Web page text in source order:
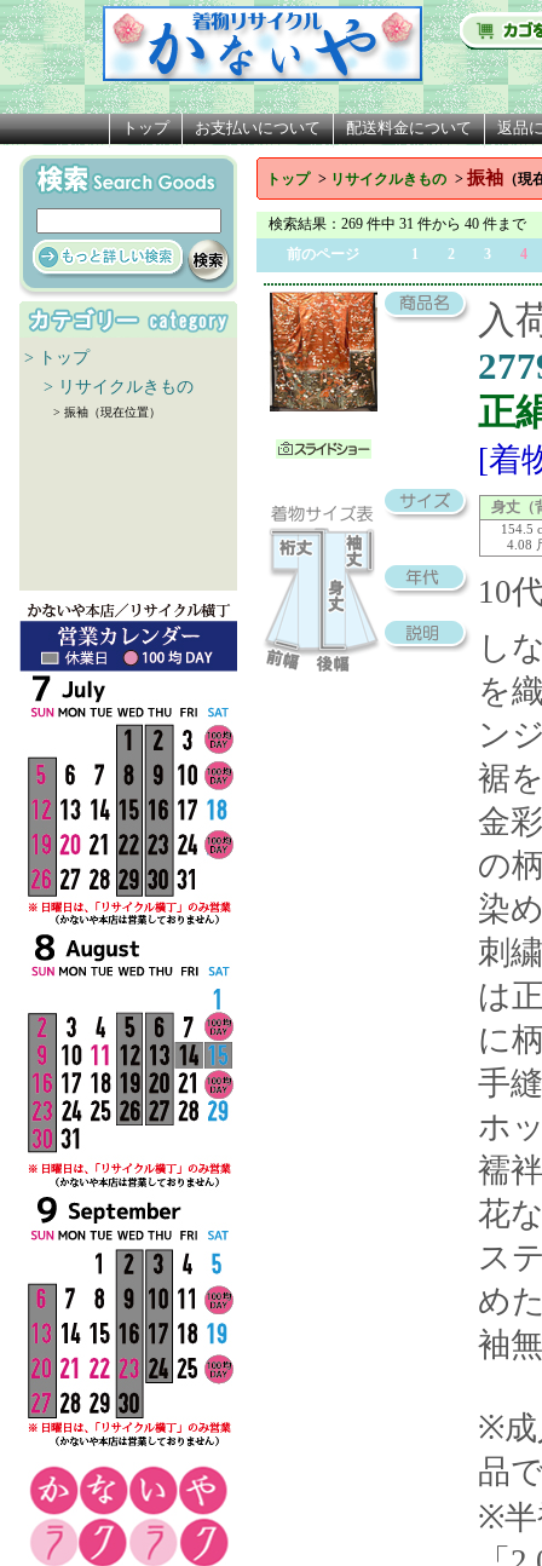
トップ お支払いについて 配送料金について 返品
> トップ
> リサイクルきもの
> 振袖（現在位置）
トップ > リサイクルきもの > 振袖 （現
検索結果 ：269 件中 31 件から 40 件まで
前のページ
1 2 3 4
入
正
[着
身丈（
154.5
4.08
10
し
を
ン
裾
金
の
染
刺
は
に
手
ホ
襦
花
ス
め
袖
※成
品
※半